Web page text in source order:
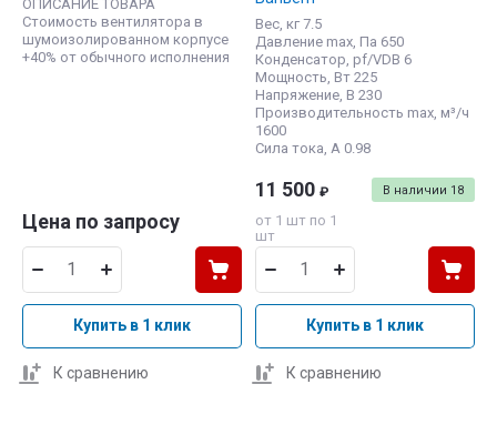
ОПИСАНИЕ ТОВАРА
Стоимость вентилятора в
шумоизолированном корпусе
+40% от обычного исполнения
Цена по запросу
Купить в 1 клик
К сравнению
Вес, кг 7.5
Давление max, Па 650
Конденсатор, pf/VDB 6
Мощность, Вт 225
Напряжение, В 230
Производительность max, м³/ч
1600
Сила тока, А 0.98
В наличии 18
11 500 ₽
от 1 шт по 1
шт
Купить в 1 клик
К сравнению